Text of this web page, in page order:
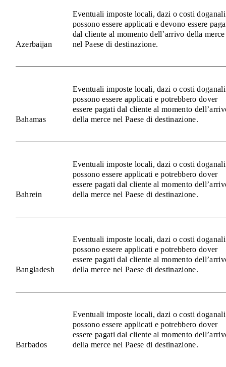
Azerbaijan
Eventuali imposte locali, dazi o costi doganali
possono essere applicati e devono essere
dal cliente al momento dell’arrivo della merce
nel Paese di destinazione.
Bahamas
Eventuali imposte locali, dazi o costi doganali
possono essere applicati e potrebbero dover
essere pagati dal cliente al momento
della merce nel Paese di destinazione.
Bahrein
Eventuali imposte locali, dazi o costi doganali
possono essere applicati e potrebbero dover
essere pagati dal cliente al momento
della merce nel Paese di destinazione.
Bangladesh
Eventuali imposte locali, dazi o costi doganali
possono essere applicati e potrebbero dover
essere pagati dal cliente al momento
della merce nel Paese di destinazione.
Barbados
Eventuali imposte locali, dazi o costi doganali
possono essere applicati e potrebbero dover
essere pagati dal cliente al momento
della merce nel Paese di destinazione.